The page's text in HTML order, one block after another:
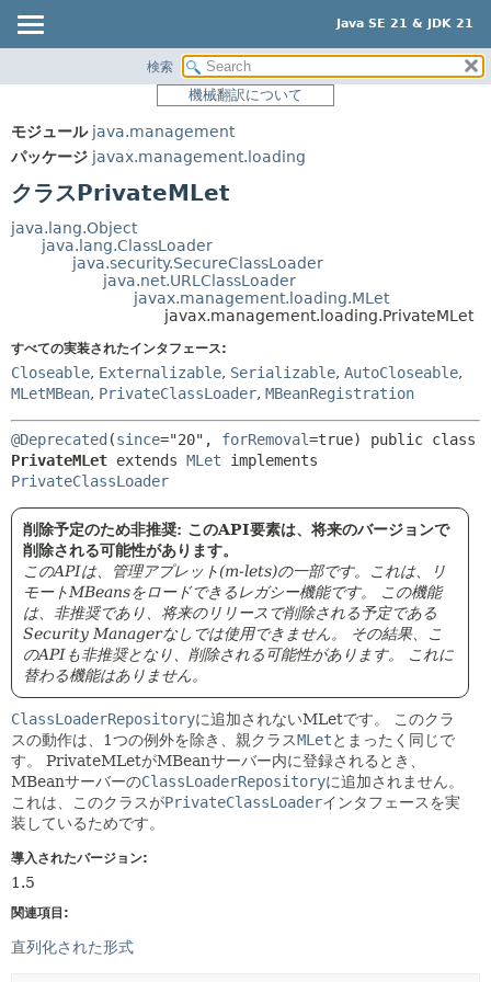
Java SE 21 & JDK 21
パッケージ
使用
ツリー
プレビュー
非推奨
索引
サマリー:
ネスト済
コンストラクタ
フィールド
コンストラクタ
検索
機械翻訳について
モジュール java.management
パッケージ javax.management.loading
クラスPrivateMLet
java.lang.Object
java.lang.ClassLoader
java.security.SecureClassLoader
java.net.URLClassLoader
javax.management.loading.MLet
javax.management.loading.PrivateMLet
すべての実装されたインタフェース:
Closeable, Externalizable, Serializable, AutoCloseable,
MLetMBean, PrivateClassLoader, MBeanRegistration
@Deprecated (since="20", forRemoval=true)
PrivateMLet extends MLet
PrivateClassLoader
削除予定のため非推奨: このAPI要素は、将来のバージョンで
削除される可能性があります。
このAPIは、管理アプレット(m-lets)の一部です。これは、リ
モートMBeansをロードできるレガシー機能です。
この機能
は、非推奨であり、将来のリリースで削除される予定である
Security Managerなしでは使用できません。
その結果、こ
のAPIも非推奨となり、削除される可能性があります。
これに
替わる機能はありません。
ClassLoaderRepositoryに追加されないMLetです。
このクラ
スの動作は、1つの例外を除き、親クラスMLetとまったく同じで
す。
PrivateMLetがMBeanサーバー内に登録されるとき、
MBeanサーバーのClassLoaderRepositoryに追加されません。
これは、このクラスがPrivateClassLoaderインタフェースを実
装しているためです。
導入されたバージョン:
1.5
関連項目:
直列化された形式